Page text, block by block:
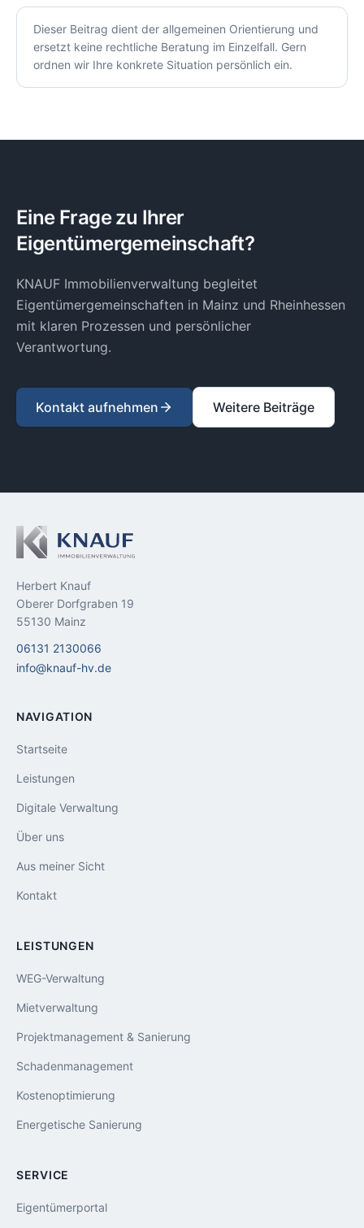
Dieser Beitrag dient der allgemeinen Orientierung und
ersetzt keine rechtliche Beratung im Einzelfall. Gern
ordnen wir Ihre konkrete Situation persönlich ein.
Eine Frage zu Ihrer
Eigentümergemeinschaft?
KNAUF Immobilienverwaltung begleitet
Eigentümergemeinschaften in Mainz und Rheinhessen
mit klaren Prozessen und persönlicher
Verantwortung.
Kontakt aufnehmen Weitere Beiträge
Herbert Knauf
Oberer Dorfgraben 19
55130 Mainz
06131 2130066
info@knauf-hv.de
NAVIGATION
Startseite
Leistungen
Digitale Verwaltung
Über uns
Aus meiner Sicht
Kontakt
LEISTUNGEN
WEG-Verwaltung
Mietverwaltung
Projektmanagement & Sanierung
Schadenmanagement
Kostenoptimierung
Energetische Sanierung
SERVICE
Eigentümerportal